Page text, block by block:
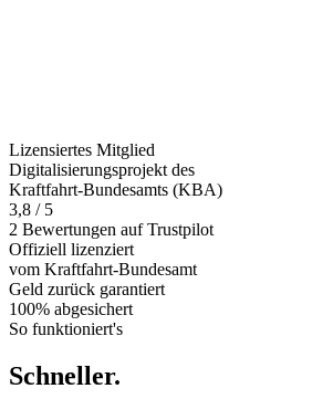
Lizensiertes Mitglied
Digitalisierungsprojekt des
Kraftfahrt-Bundesamts (KBA)
3,8 / 5
2 Bewertungen auf Trustpilot
Offiziell lizenziert
vom Kraftfahrt-Bundesamt
Geld zurück garantiert
100% abgesichert
So funktioniert's
Schneller.